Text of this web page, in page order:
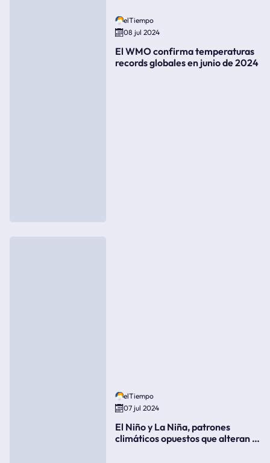
elTiempo
08 jul 2024
El WMO confirma temperaturas
records globales en junio de 2024
elTiempo
07 jul 2024
El Niño y La Niña, patrones
climáticos opuestos que alteran la